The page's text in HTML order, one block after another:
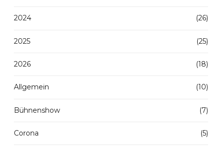
2024 (26)
2025 (25)
2026 (18)
Allgemein (10)
Bühnenshow (7)
Corona (5)